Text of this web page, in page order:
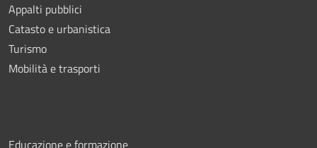
Appalti pubblici
Catasto e urbanistica
Turismo
Mobilità e trasporti